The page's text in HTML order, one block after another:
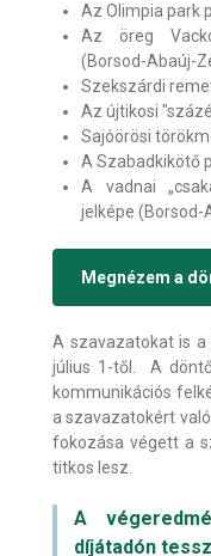
Az Olimpia park
Az öreg
(Borsod-Abaúj-
Szekszárdi
Az újtikosi
Sajóörösi
A Szabadkikötő
A vadnai
jelképe (Borsod-
Megnézem a
A szavazatokat is a
július 1-től. A
kommunikációs
a szavazatokért
fokozása végett a
titkos lesz.
A
díjátadón